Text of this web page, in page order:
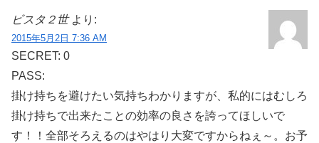
ビスタ２世 より:
2015年5月2日 7:36 AM
SECRET: 0
PASS:
掛け持ちを避けたい気持ちわかりますが、私的にはむしろ
掛け持ちで出来たことの効率の良さを誇ってほしいで
す！！全部そろえるのはやはり大変ですからねぇ～。お予